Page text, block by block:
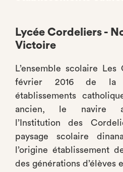
Lycée Cordeliers -
Victoire
L’ensemble scolaire
février 2016 de la
établissements
ancien, le navire
l’Institution des
paysage scolaire
l’origine établissement
des générations d’élèves